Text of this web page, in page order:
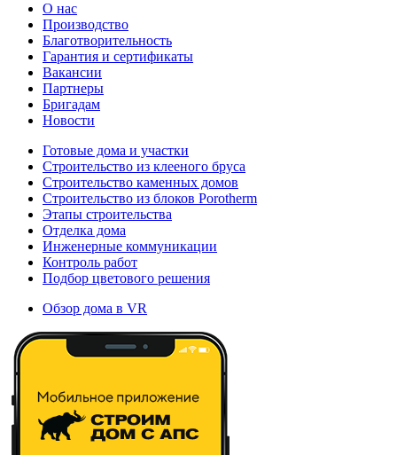
О нас
Производство
Благотворительность
Гарантия и сертификаты
Вакансии
Партнеры
Бригадам
Новости
Готовые дома и участки
Строительство из клееного бруса
Строительство каменных домов
Строительство из блоков Porotherm
Этапы строительства
Отделка дома
Инженерные коммуникации
Контроль работ
Подбор цветового решения
Обзор дома в VR